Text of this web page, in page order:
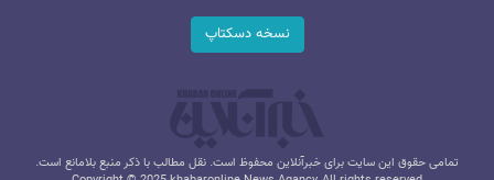
نسخه دسکتاپ
تمامی حقوق این سایت برای خبرآنلاین محفوظ است. نقل مطالب با ذکر منبع بلامانع است.